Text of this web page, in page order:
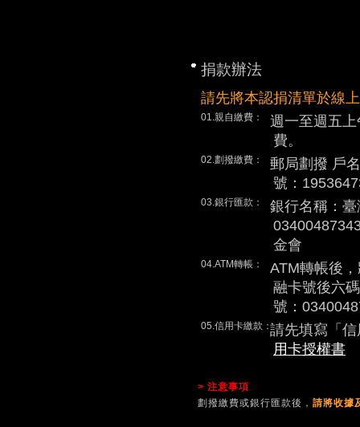
捐款辦法
請先將本認捐清單於線
01.親自繳費：
週一至週五
費。
02.劃撥繳費：
郵局劃撥 戶
號：
03.銀行匯款：
銀行名稱：
金會
04.ATM轉帳：
ATM轉帳後
融卡號後六
號：
05.信用卡繳款：請先填寫「
用卡授權書
> 注意事項
劃撥繳費或銀行匯款後， 請將收據